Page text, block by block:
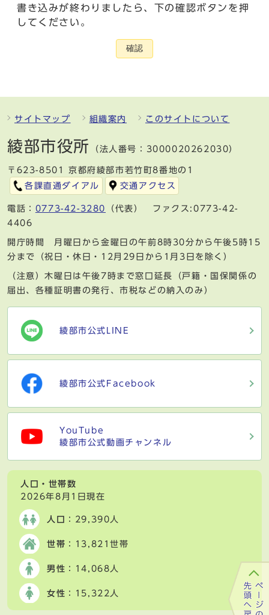
書き込みが終わりましたら、下の確認ボタンを押
してください。
確認
サイトマップ 組織案内 このサイトについて
綾部市役所 （法人番号：3000020262030）
〒623-8501 京都府綾部市若竹町8番地の1
各課直通ダイアル
交通アクセス
電話： 0773-42-3280
（代表） ファクス:0773-42-
4406
開庁時間 月曜日から金曜日の午前8時30分から午後5時15
分まで（祝日・休日・12月29日から1月3日を除く）
（注意）木曜日は午後7時まで窓口延長（戸籍・国保関係の
届出、各種証明書の発行、市税などの納入のみ）
綾部市公式LINE
綾部市公式Facebook
YouTube
綾部市公式動画チャンネル
人口・世帯数
2026年8月1日現在
人口 ：29,390人
世帯 ：13,821世帯
男性 ：14,068人
女性 ：15,322人